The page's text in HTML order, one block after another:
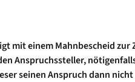
mit einem Mahnbescheid zur
Anspruchssteller,
seinen Anspruch dann